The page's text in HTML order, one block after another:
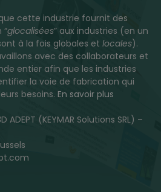
cette industrie fournit des
“glocalisées” aux industries (en un
à la fois globales et locales).
avec des collaborateurs et
entier afin que les industries
la voie de fabrication qui
besoins. En savoir plus
ADEPT (KEYMAR Solutions SRL) –